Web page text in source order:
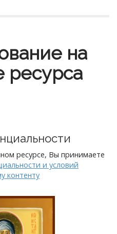
на
ресурса
ресурсе, Вы принимаете
и условий
контенту